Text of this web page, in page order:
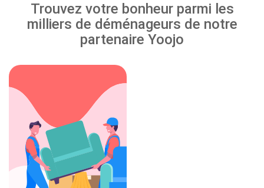
Trouvez votre bonheur parmi les
milliers de déménageurs de notre
partenaire Yoojo